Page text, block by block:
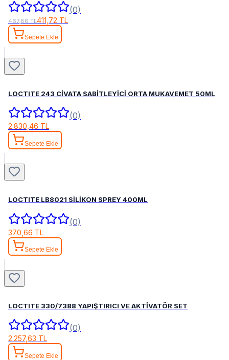
(0)
467,86 TL 411,72 TL
Sepete Ekle
LOCTITE 243 CİVATA SABİTLEYİCİ ORTA MUKAVEMET 50ML
(0)
2.830,46 TL
Sepete Ekle
LOCTITE LB8021 SİLİKON SPREY 400ML
(0)
370,66 TL
Sepete Ekle
LOCTITE 330/7388 YAPIŞTIRICI VE AKTİVATÖR SET
(0)
2.257,63 TL
Sepete Ekle